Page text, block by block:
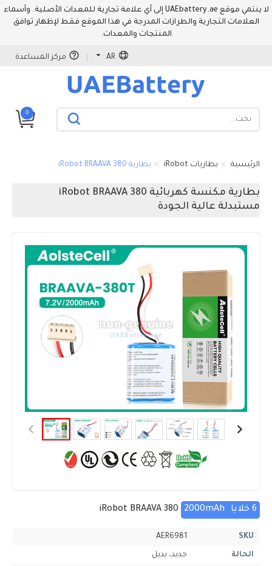
لا ينتمي موقع UAEbattery.ae إلى أي علامة تجارية للمعدات الأصلية. وأسماء
العلامات التجارية والطرازات المدرجة في هذا الموقع فقط لإظهار توافق
المنتجات والمعدات.
AR مركز المساعدة
0
الرئيسية بطاريات iRobot بطارية iRobot BRAAVA 380
بطارية مكنسة كهربائية iRobot BRAAVA 380
مستبدلة عالية الجودة
6 خلايا 2000mAh
SKU
AER6981
الحالة جديد، بديل